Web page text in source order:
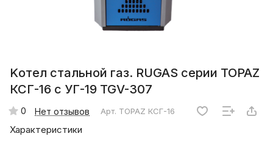
Kотел стальной газ. RUGAS серии TOPAZ
КСГ-16 с УГ-19 TGV-307
0 Нет отзывов Арт. TOPAZ КСГ-16
Характеристики